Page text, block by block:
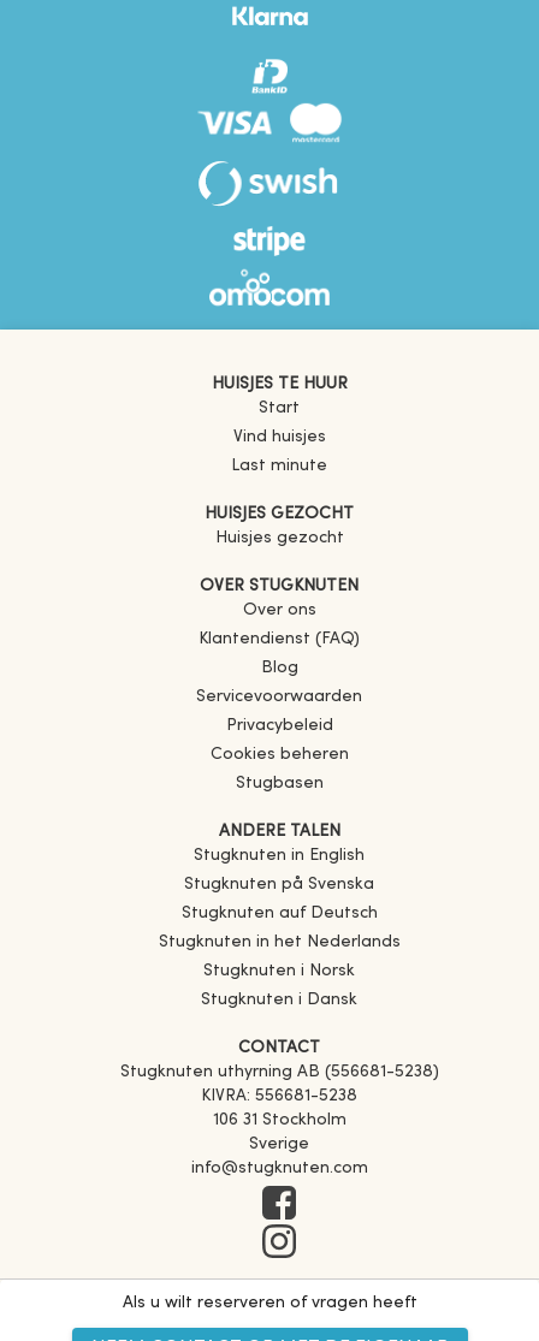
Als u wilt reserveren of vragen heeft
HUISJES TE HUUR
Start
Vind huisjes
Last minute
HUISJES GEZOCHT
Huisjes gezocht
OVER STUGKNUTEN
Over ons
Klantendienst (FAQ)
Blog
Servicevoorwaarden
Privacybeleid
Cookies beheren
Stugbasen
ANDERE TALEN
Stugknuten in English
Stugknuten på Svenska
Stugknuten auf Deutsch
Stugknuten in het Nederlands
Stugknuten i Norsk
Stugknuten i Dansk
CONTACT
Stugknuten uthyrning AB (556681-5238)
KIVRA: 556681-5238
106 31 Stockholm
Sverige
info@stugknuten.com